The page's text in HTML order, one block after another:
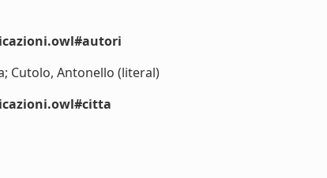
Cutolo, Antonello (literal)